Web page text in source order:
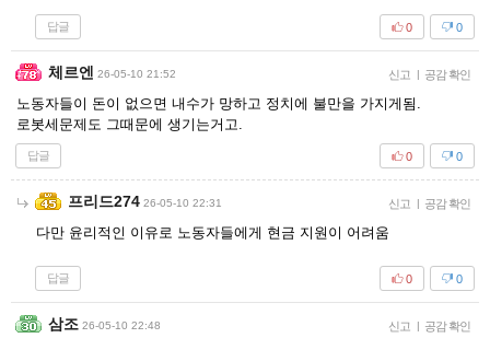
답글 0
0
체르엔 26-05-10 21:52 신고 | 공감 확인
노동자들이 돈이 없으면 내수가 망하고 정치에 불만을 가지게됨.
로봇세문제도 그때문에 생기는거고.
답글 0
0
프리드274 26-05-10 22:31 신고 | 공감 확인
다만 윤리적인 이유로 노동자들에게 현금 지원이 어려움
답글 0
0
삼조 26-05-10 22:48 신고 | 공감 확인